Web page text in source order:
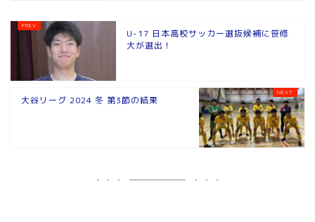
U-17 日本高校サッカー選抜候補に笹修
大が選出！
大谷リーグ 2024 冬 第3節の結果